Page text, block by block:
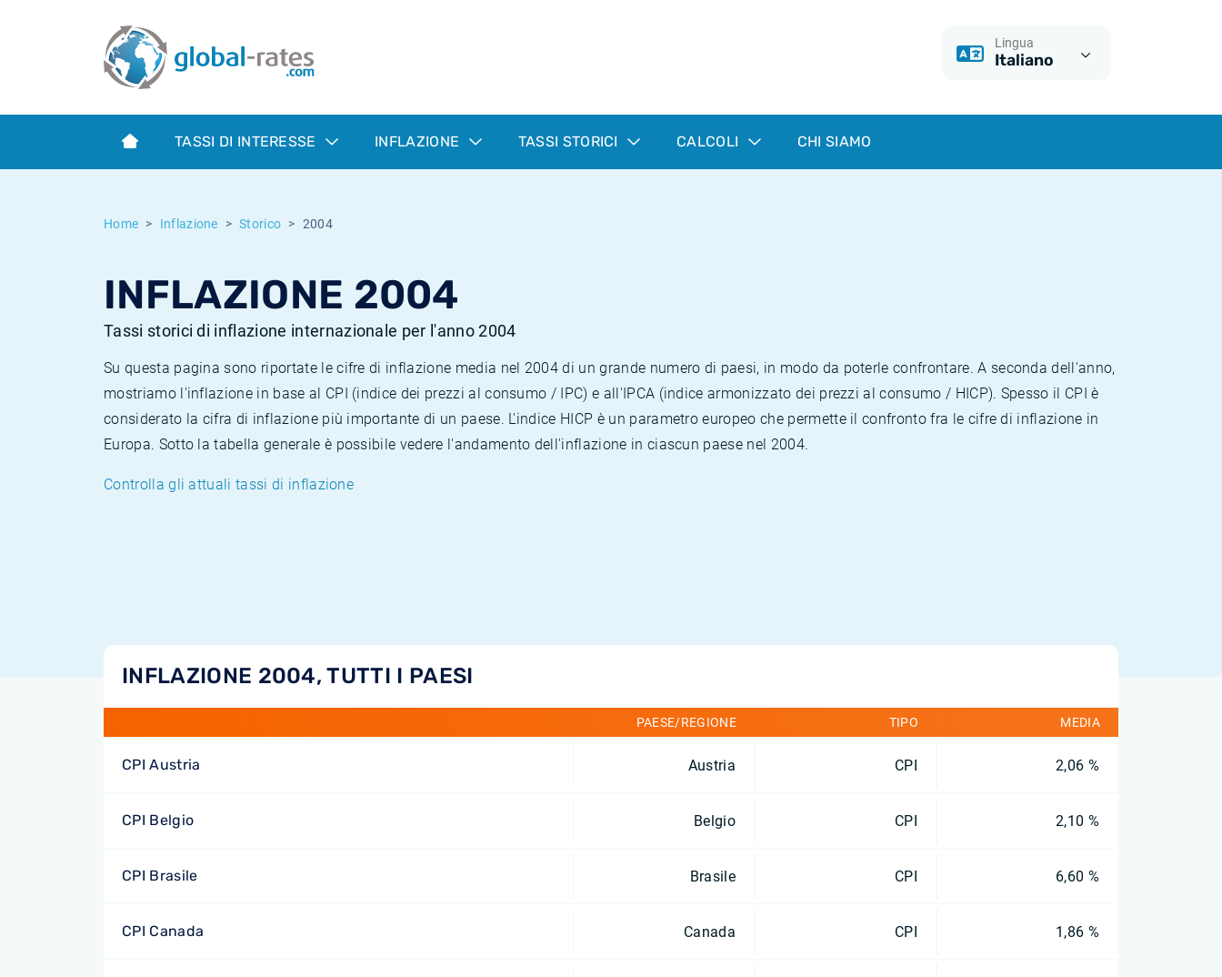
Lingua
Italiano
TASSI DI INTERESSE INFLAZIONE TASSI STORICI CALCOLI CHI SIAMO
Home Inflazione Storico 2004
INFLAZIONE 2004
Tassi storici di inflazione internazionale per l'anno 2004
Su questa pagina sono riportate le cifre di inflazione media nel 2004 di un grande numero di paesi, in modo da poterle confrontare. A seconda dell'anno,
mostriamo l'inflazione in base al CPI (indice dei prezzi al consumo / IPC) e all'IPCA (indice armonizzato dei prezzi al consumo / HICP). Spesso il CPI è
considerato la cifra di inflazione più importante di un paese. L'indice HICP è un parametro europeo che permette il confronto fra le cifre di inflazione in
Europa. Sotto la tabella generale è possibile vedere l'andamento dell'inflazione in ciascun paese nel 2004.
Controlla gli attuali tassi di inflazione
INFLAZIONE 2004, TUTTI I PAESI
PAESE/REGIONE TIPO MEDIA
CPI Austria Austria CPI 2,06 %
CPI Belgio Belgio CPI 2,10 %
CPI Brasile Brasile CPI 6,60 %
CPI Canada Canada CPI 1,86 %
Term SOFR
Cos'è l'inflazione CPI?
Cos'è l'inflazione HICP?
Inflazione Svizzera
Tassi storici Euribor
Tassi storici di ESTER
Tassi di inflazione storici
Calcolatore dell’inflazione